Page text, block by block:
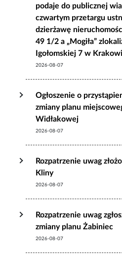
podaje do publicznej
czwartym przetargu
dzierżawę
49 1/2 a „Mogiła”
Igołomskiej 7 w
2026-08-07
Ogłoszenie o
zmiany planu
Widłakowej
2026-08-07
Rozpatrzenie uwag
Kliny
2026-08-07
Rozpatrzenie uwag
zmiany planu Żabiniec
2026-08-07